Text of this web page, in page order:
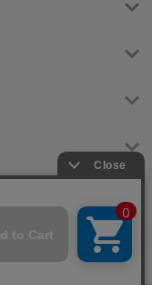
時間
はお休み）